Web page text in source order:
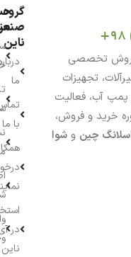
تمرکز بر فروش تخصصی
تجهیزات
پمپ آب، فعالیت
خرید و فروش،
چین و شوا
گروه
ناین
ما
با ما
در
ناین